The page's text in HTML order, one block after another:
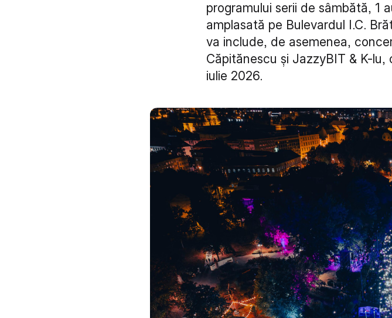
programului serii de sâmbătă, 1
amplasată pe Bulevardul I.C.
va include, de asemenea,
Căpitănescu și JazzyBIT & K-
iulie 2026.